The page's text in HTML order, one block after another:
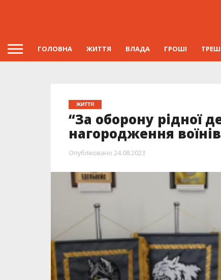
ГОЛОВНА ЖИТТЯ ВЛАДА ГРОШІ ТРЕШ
ЖИТТЯ
“За оборону рідної
нагородження
Опубліковано 24.08.2023